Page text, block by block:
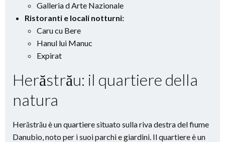
Galleria d Arte Nazionale
Ristoranti e locali notturni:
Caru cu Bere
Hanul lui Manuc
Expirat
Herăstrău: il quartiere della
natura
Herăstrău è un quartiere situato sulla riva destra del fiume
Danubio, noto per i suoi parchi e giardini. Il quartiere è un